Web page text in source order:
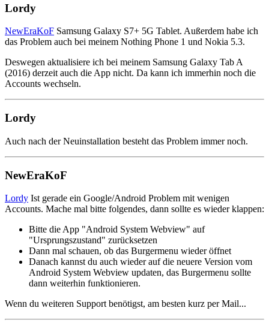
Lordy
NewEraKoF Samsung Galaxy S7+ 5G Tablet. Außerdem habe ich
das Problem auch bei meinem Nothing Phone 1 und Nokia 5.3.
Deswegen aktualisiere ich bei meinem Samsung Galaxy Tab A
(2016) derzeit auch die App nicht. Da kann ich immerhin noch die
Accounts wechseln.
Lordy
Auch nach der Neuinstallation besteht das Problem immer noch.
NewEraKoF
Lordy Ist gerade ein Google/Android Problem mit wenigen
Accounts. Mache mal bitte folgendes, dann sollte es wieder klappen:
Bitte die App "Android System Webview" auf
"Ursprungszustand" zurücksetzen
Dann mal schauen, ob das Burgermenu wieder öffnet
Danach kannst du auch wieder auf die neuere Version vom
Android System Webview updaten, das Burgermenu sollte
dann weiterhin funktionieren.
Wenn du weiteren Support benötigst, am besten kurz per Mail...